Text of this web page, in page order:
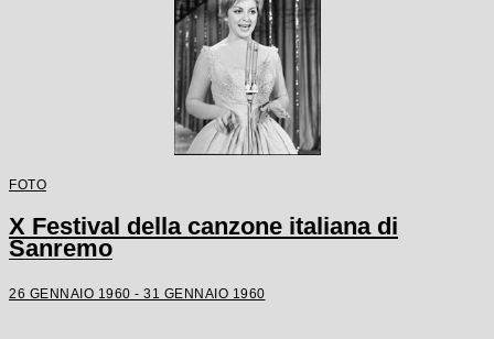
FOTO
X Festival della canzone italiana di
Sanremo
26 GENNAIO 1960 - 31 GENNAIO 1960